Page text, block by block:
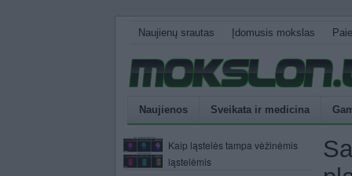
Naujienų srautas Įdomusis mokslas
Naujienos Sveikata ir medicina
Kaip ląstelės tampa vėžinėmis
ląstelėmis